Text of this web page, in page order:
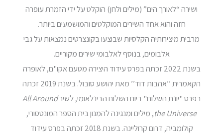
ושירה “לאורך הים” (מילים ולחן) הוקלט על ידי הזמרת עופרה
חזה והוא אחד השירים המוקלטים והמושמעים ביותר.
מרבית מיצירותיה הקלסיות שבוצעו בקונצרטים נמצאות על גבי
אלבומים, בנוסף לאלבומי שירים מקוריים.
בשנת 2022 זכתה בפרס עידוד היצירה מטעם אקו"ם, לאופרה
הקאמרית ’’אהבות דוד’’ מאת יהושע סובול. בשנת 2019 זכתה
בפרס "יונת השלום" ביום השלום הבינלאומי, לשירAll Around
the Universe, מילים ומנגינה להמנון בית הספר המונטסורי,
קולומביה, דרום קרוליינה. בשנת 2018 זכתה בפרס עידוד